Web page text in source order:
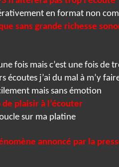
en format non
sans grande richesse
fois mais c’est une fois de
écoutes j’ai du mal à m’y
mais sans émotion
de plaisir à l’écouter
sur ma platine
annoncé par la